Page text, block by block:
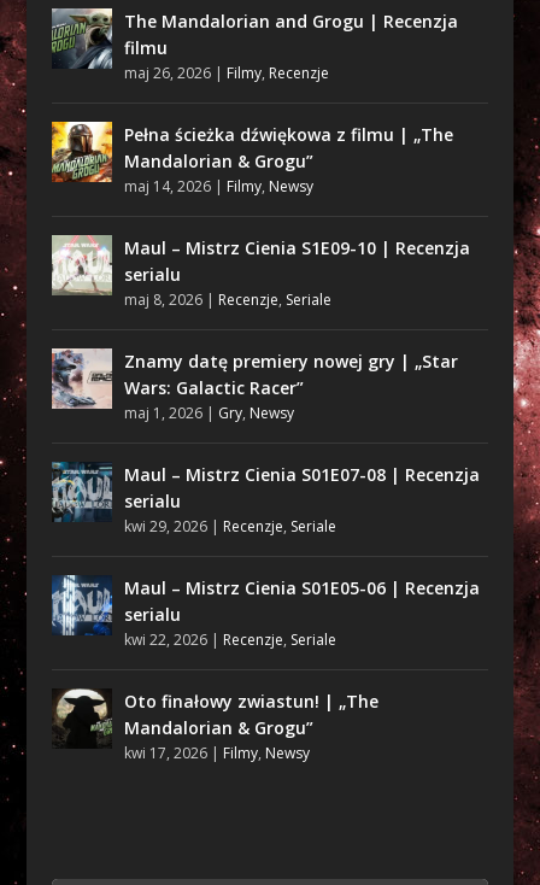
The Mandalorian and Grogu | Recenzja
filmu
maj 26, 2026| Filmy, Recenzje
Pełna ścieżka dźwiękowa z filmu | „The
Mandalorian & Grogu”
maj 14, 2026| Filmy, Newsy
Maul – Mistrz Cienia S1E09-10 | Recenzja
serialu
maj 8, 2026| Recenzje, Seriale
Znamy datę premiery nowej gry | „Star
Wars: Galactic Racer”
maj 1, 2026| Gry, Newsy
Maul – Mistrz Cienia S01E07-08 | Recenzja
serialu
kwi 29, 2026| Recenzje, Seriale
Maul – Mistrz Cienia S01E05-06 | Recenzja
serialu
kwi 22, 2026| Recenzje, Seriale
Oto finałowy zwiastun! | „The
Mandalorian & Grogu”
kwi 17, 2026| Filmy, Newsy